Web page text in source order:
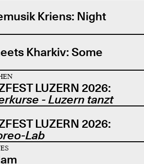
Kriens: Night
Kharkiv: Some
LUZERN 2026:
- Luzern tanzt
LUZERN 2026:
Lab